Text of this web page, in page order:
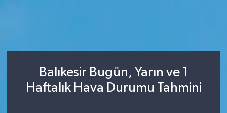
Balıkesir Bugün, Yarın ve 1
Haftalık Hava Durumu Tahmini
Tüm Manşetler
Son Dakika Haberleri